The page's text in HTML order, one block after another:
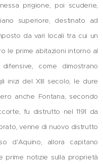
prigione, poi scuderie,
superiore, destinato ad
da vari locali tra cui un
le prime abitazioni intorno al
come dimostrano
inizi del XIII secolo, le dure
anche Fontana, secondo
fu distrutto nel 1191 da
venne di nuovo distrutto
d'Aquino, allora capitano
prime notizie sulla proprietà